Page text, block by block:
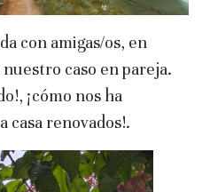
con amigas/os, en
caso en pareja.
¡cómo nos ha
casa renovados!.